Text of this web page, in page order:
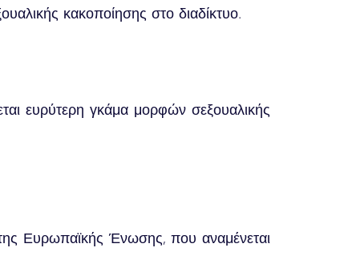
κακοποίησης στο διαδίκτυο.
ευρύτερη γκάμα μορφών σεξουαλικής
Ευρωπαϊκής Ένωσης, που αναμένεται